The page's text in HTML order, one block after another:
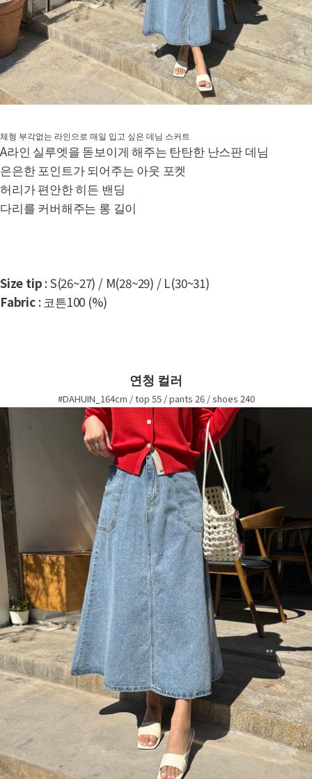
체형 부각없는 라인으로 매일 입고 싶은 데님 스커트
A라인 실루엣을 돋보이게 해주는 탄탄한 난스판 데님
은은한 포인트가 되어주는 아웃 포켓
허리가 편안한 히든 밴딩
다리를 커버해주는 롱 길이
Size tip : S(26~27) / M(28~29) / L(30~31)
Fabric: 코튼100 (%)
연청 컬러
#DAHUIN_164cm / top 55 / pants 26 / shoes 240